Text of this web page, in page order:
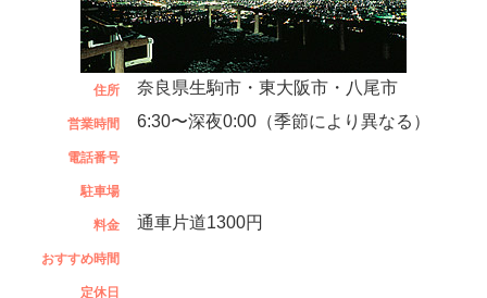
住所 奈良県生駒市・東大阪市・八尾市
営業時間 6:30〜深夜0:00（季節により異なる）
電話番号
駐車場
料金 通車片道1300円
おすすめ時間
定休日